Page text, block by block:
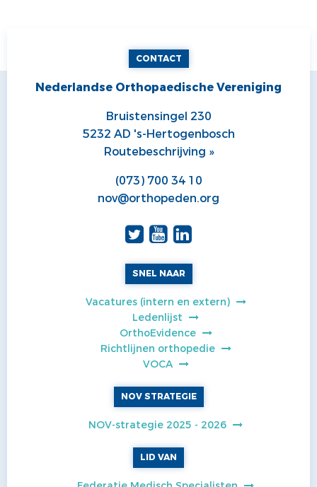
CONTACT
Nederlandse Orthopaedische Vereniging
Bruistensingel 230
5232 AD 's-Hertogenbosch
Routebeschrijving »
(073) 700 34 10
nov@orthopeden.org
SNEL NAAR
Vacatures (intern en extern)
Ledenlijst
OrthoEvidence
Richtlijnen orthopedie
VOCA
NOV STRATEGIE
NOV-strategie 2025 - 2026
LID VAN